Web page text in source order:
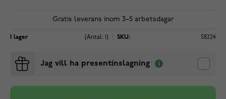
Gratis leverans inom 3–5 arbetsdagar
I lager (Antal: 1) SKU: 58224
Jag vill ha presentinslagning